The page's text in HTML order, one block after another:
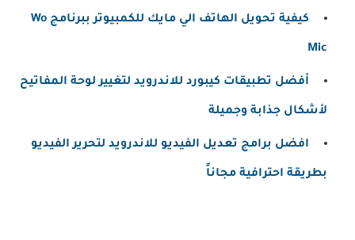
كيفية تحويل الهاتف الي مايك للكمبيوتر ببرنامج Wo
Mic
أفضل تطبيقات كيبورد للاندرويد لتغيير لوحة المفاتيح
لأشكال جذابة وجميلة
افضل برامج تعديل الفيديو للاندرويد لتحرير الفيديو
بطريقة احترافية مجاناً